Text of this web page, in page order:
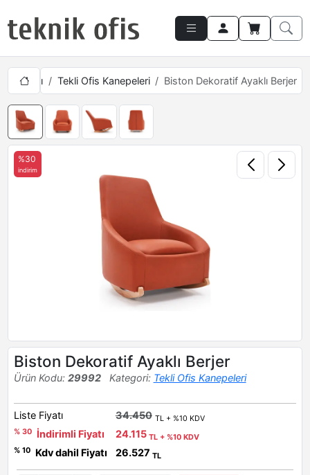
Tekli Ofis Kanepeleri Biston Dekoratif Ayaklı Berjer
%30
indirim
Biston Dekoratif Ayaklı Berjer
Ürün Kodu: 29992 Kategori: Tekli Ofis Kanepeleri
Liste Fiyatı 34.450 TL + %10 KDV
% 30
İndirimli Fiyatı 24.115 TL + %10 KDV
% 10
Kdv dahil Fiyatı 26.527 TL